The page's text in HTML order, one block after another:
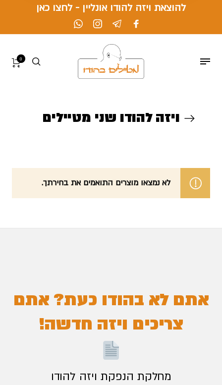
להוצאת ויזה להודו אונליין - לחצו כאן
0
ויזה להודו שני מטיילים
לא נמצאו מוצרים התואמים את בחירתך.
אתם לא בהודו כעת? אתם
צריכים ויזה חדשה!
מחלקת הנפקת ויזה להודו